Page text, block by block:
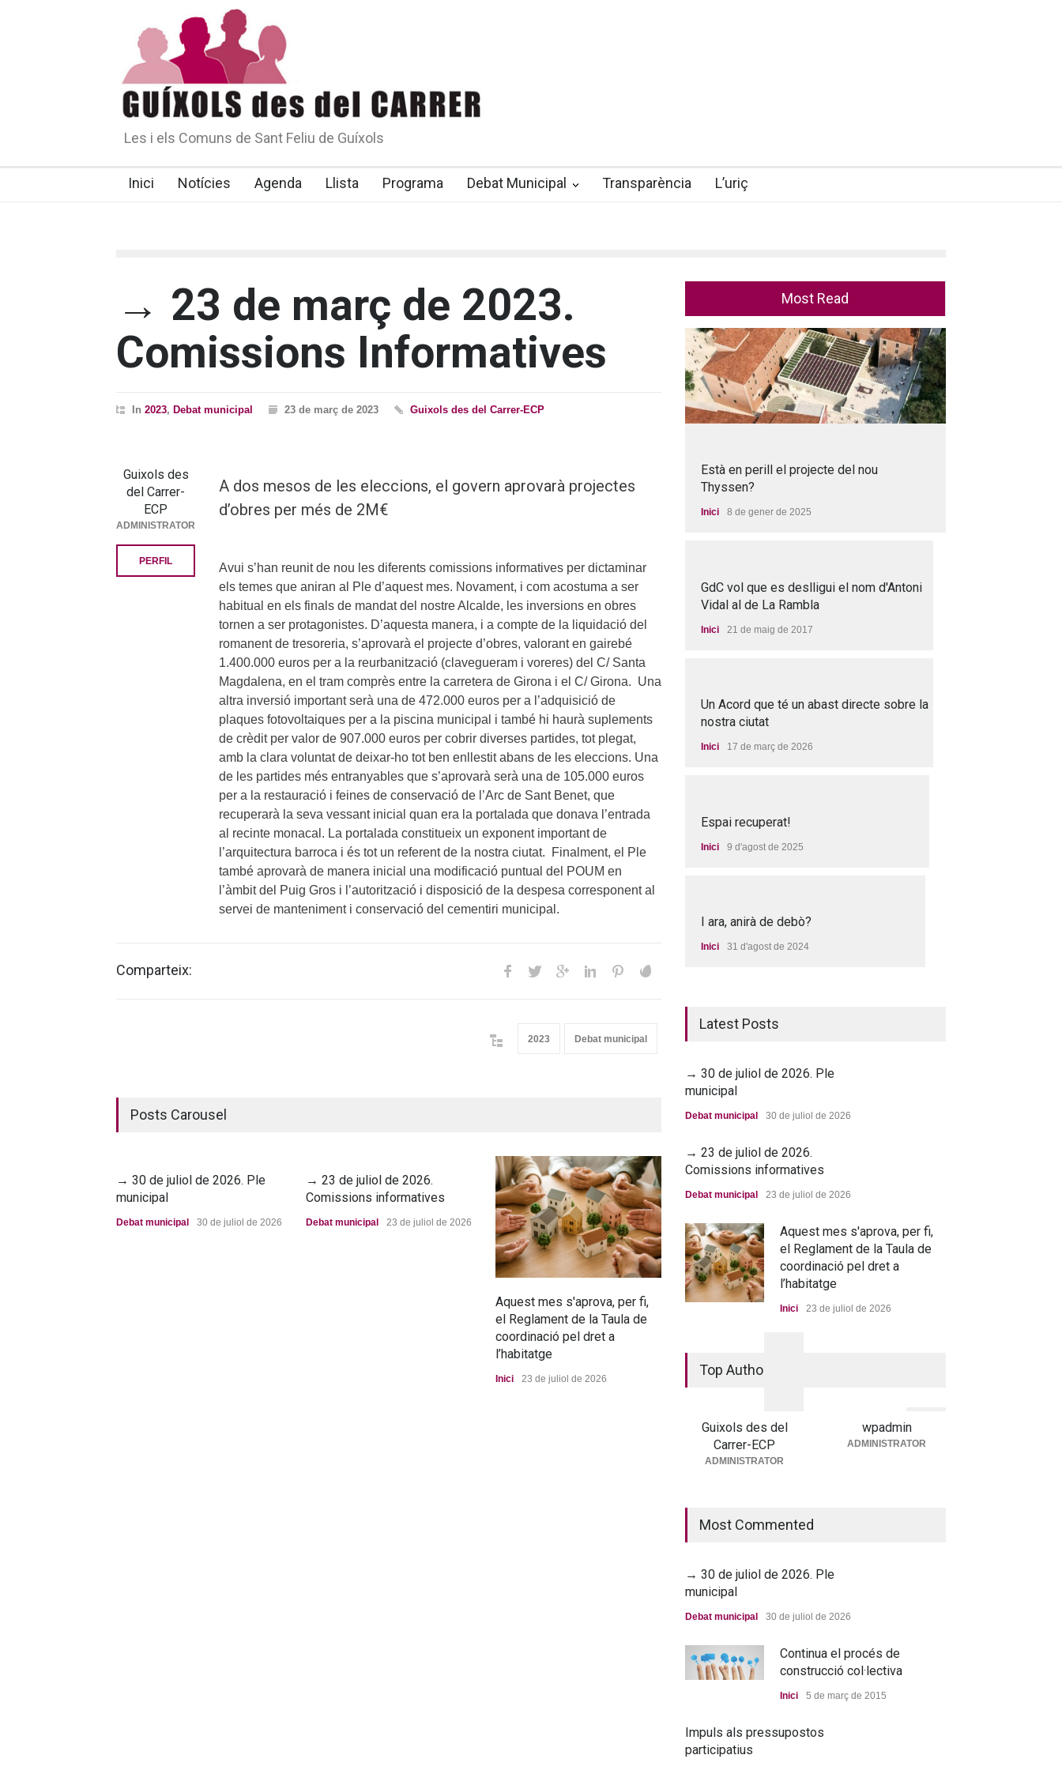
Les i els Comuns de Sant Feliu de Guíxols
Inici Notícies Agenda Llista Programa Debat Municipal Transparència L’uriç
→ 23 de març de 2023.
Comissions Informatives
In 2023, Debat municipal 23 de març de 2023 Guixols des del Carrer-ECP
A dos mesos de les eleccions, el govern aprovarà projectes
d’obres per més de 2M€
Avui s’han reunit de nou les diferents comissions informatives per dictaminar
els temes que aniran al Ple d’aquest mes. Novament, i com acostuma a ser
habitual en els finals de mandat del nostre Alcalde, les inversions en obres
tornen a ser protagonistes. D’aquesta manera, i a compte de la liquidació del
romanent de tresoreria, s’aprovarà el projecte d’obres, valorant en gairebé
1.400.000 euros per a la reurbanització (clavegueram i voreres) del C/ Santa
Magdalena, en el tram comprès entre la carretera de Girona i el C/ Girona. Una
altra inversió important serà una de 472.000 euros per a l’adquisició de
plaques fotovoltaiques per a la piscina municipal i també hi haurà suplements
de crèdit per valor de 907.000 euros per cobrir diverses partides, tot plegat,
amb la clara voluntat de deixar-ho tot ben enllestit abans de les eleccions. Una
de les partides més entranyables que s’aprovarà serà una de 105.000 euros
per a la restauració i feines de conservació de l’Arc de Sant Benet, que
recuperarà la seva vessant inicial quan era la portalada que donava l’entrada
al recinte monacal. La portalada constitueix un exponent important de
l’arquitectura barroca i és tot un referent de la nostra ciutat. Finalment, el Ple
també aprovarà de manera inicial una modificació puntual del POUM en
l’àmbit del Puig Gros i l’autorització i disposició de la despesa corresponent al
servei de manteniment i conservació del cementiri municipal.
Guixols des
del Carrer-
ECP
ADMINISTRATOR
PERFIL
Comparteix:
2023 Debat municipal
Posts Carousel
→ 30 de juliol de 2026. Ple
municipal
Debat municipal 30 de juliol de 2026
→ 23 de juliol de 2026.
Comissions informatives
Debat municipal 23 de juliol de 2026
Aquest mes s'aprova, per fi,
el Reglament de la Taula de
coordinació pel dret a
l’habitatge
Inici 23 de juliol de 2026
La nova residència, més a
Most Read
Està en perill el projecte del nou
Thyssen?
Inici 8 de gener de 2025
GdC vol que es deslligui el nom d'Antoni
Vidal al de La Rambla
Inici 21 de maig de 2017
Un Acord que té un abast directe sobre la
nostra ciutat
Inici 17 de març de 2026
Espai recuperat!
Inici 9 d'agost de 2025
I ara, anirà de debò?
Inici 31 d'agost de 2024
Latest Posts
→ 30 de juliol de 2026. Ple
municipal
Debat municipal 30 de juliol de 2026
→ 23 de juliol de 2026.
Comissions informatives
Debat municipal 23 de juliol de 2026
Aquest mes s'aprova, per fi,
el Reglament de la Taula de
coordinació pel dret a
l’habitatge
Inici 23 de juliol de 2026
→ 25 de juny de 2026. Ple
municipal
Top Authors
Guixols des del
Carrer-ECP
ADMINISTRATOR
wpadmin
ADMINISTRATOR
Most Commented
→ 30 de juliol de 2026. Ple
municipal
Debat municipal 30 de juliol de 2026
Continua el procés de
construcció col·lectiva
Inici 5 de març de 2015
Impuls als pressupostos
participatius